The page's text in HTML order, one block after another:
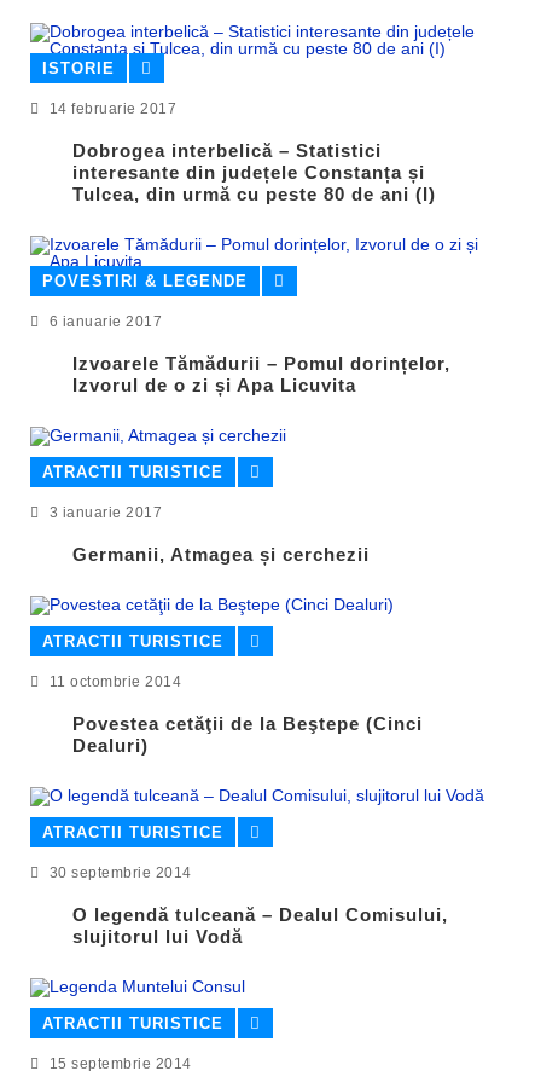
ISTORIE
14 februarie 2017
Dobrogea interbelică – Statistici
interesante din județele Constanța și
Tulcea, din urmă cu peste 80 de ani (I)
POVESTIRI & LEGENDE
6 ianuarie 2017
Izvoarele Tămădurii – Pomul dorințelor,
Izvorul de o zi și Apa Licuvita
ATRACTII TURISTICE
3 ianuarie 2017
Germanii, Atmagea și cerchezii
ATRACTII TURISTICE
11 octombrie 2014
Povestea cetăţii de la Beştepe (Cinci
Dealuri)
ATRACTII TURISTICE
30 septembrie 2014
O legendă tulceană – Dealul Comisului,
slujitorul lui Vodă
ATRACTII TURISTICE
15 septembrie 2014